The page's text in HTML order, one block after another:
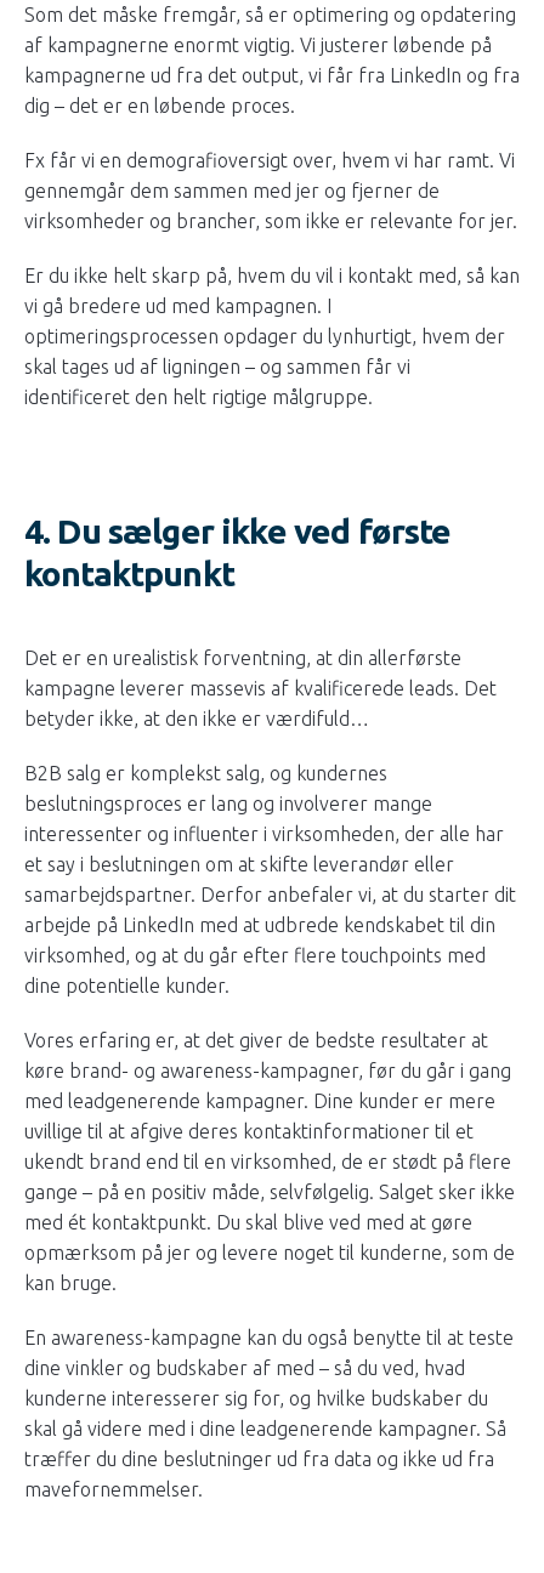
Som det måske fremgår, så er optimering og opdatering
af kampagnerne enormt vigtig. Vi justerer løbende på
kampagnerne ud fra det output, vi får fra LinkedIn og fra
dig – det er en løbende proces.
Fx får vi en demografioversigt over, hvem vi har ramt. Vi
gennemgår dem sammen med jer og fjerner de
virksomheder og brancher, som ikke er relevante for jer.
Er du ikke helt skarp på, hvem du vil i kontakt med, så kan
vi gå bredere ud med kampagnen. I
optimeringsprocessen opdager du lynhurtigt, hvem der
skal tages ud af ligningen – og sammen får vi
identificeret den helt rigtige målgruppe.
4. Du sælger ikke ved første
kontaktpunkt
Det er en urealistisk forventning, at din allerførste
kampagne leverer massevis af kvalificerede leads. Det
betyder ikke, at den ikke er værdifuld…
B2B salg er komplekst salg, og kundernes
beslutningsproces er lang og involverer mange
interessenter og influenter i virksomheden, der alle har
et say i beslutningen om at skifte leverandør eller
samarbejdspartner. Derfor anbefaler vi, at du starter dit
arbejde på LinkedIn med at udbrede kendskabet til din
virksomhed, og at du går efter flere touchpoints med
dine potentielle kunder.
Vores erfaring er, at det giver de bedste resultater at
køre brand- og awareness-kampagner, før du går i gang
med leadgenerende kampagner. Dine kunder er mere
uvillige til at afgive deres kontaktinformationer til et
ukendt brand end til en virksomhed, de er stødt på flere
gange – på en positiv måde, selvfølgelig. Salget sker ikke
med ét kontaktpunkt. Du skal blive ved med at gøre
opmærksom på jer og levere noget til kunderne, som de
kan bruge.
En awareness-kampagne kan du også benytte til at teste
dine vinkler og budskaber af med – så du ved, hvad
kunderne interesserer sig for, og hvilke budskaber du
skal gå videre med i dine leadgenerende kampagner. Så
træffer du dine beslutninger ud fra data og ikke ud fra
mavefornemmelser.